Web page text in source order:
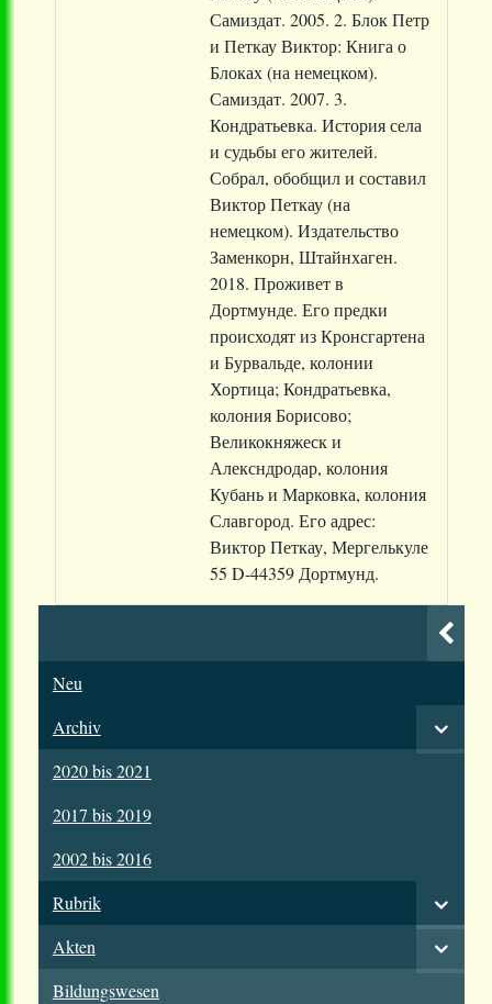
Самиздат. 2005. 2. Блок Петр
и Петкау Виктор: Книга о
Блоках (на немецком).
Самиздат. 2007. 3.
Кондратьевка. История села
и судьбы его жителей.
Собрал, обобщил и составил
Виктор Петкау (на
немецком). Издательство
Заменкорн, Штайнхаген.
2018. Проживет в
Дортмунде. Его предки
происходят из Кронсгартена
и Бурвальде, колонии
Хортица; Кондратьевка,
колония Борисово;
Великокняжеск и
Алексндродар, колония
Кубань и Марковка, колония
Славгород. Его адрес:
Виктор Петкау, Мергелькуле
55 D-44359 Дортмунд.
Neu
Archiv
2020 bis 2021
2017 bis 2019
2002 bis 2016
Rubrik
Akten
Bildungswesen